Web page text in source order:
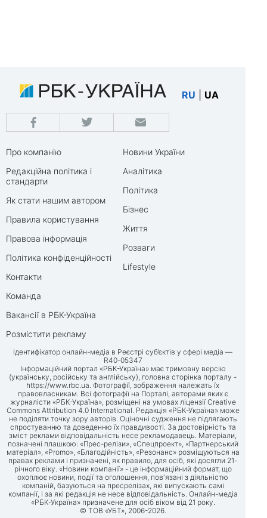
RU UA
Про компанію
Редакційна політика і
стандарти
Як стати нашим автором
Правила користування
Правова інформація
Політика конфіденційності
Контакти
Команда
Вакансії в РБК-Україна
Розмістити рекламу
Новини України
Аналітика
Політика
Бізнес
Життя
Розваги
Lifestyle
Ідентифікатор онлайн-медіа в Реєстрі суб’єктів у сфері медіа —
R40-05347
Інформаційний портал «РБК-Україна» має тримовну версію
(українську, російську та англійську), головна сторінка порталу -
https://www.rbc.ua. Фотографії, зображення належать їх
правовласникам. Всі фотографії на Порталі, авторами яких є
журналісти «РБК-Україна», розміщені на умовах ліцензії Creative
Commons Attribution 4.0 International. Редакція «РБК-Україна» може
не поділяти точку зору авторів. Оціночні судження не підлягають
спростуванню та доведенню їх правдивості. За достовірність та
зміст реклами відповідальність несе рекламодавець. Матеріали,
позначені плашкою: «Прес-релізи», «Спецпроект», «Партнерський
матеріал», «Promo», «Благодійність», «Резонанс» розміщуються на
правах реклами і призначені, як правило, для осіб, які досягли 21-
річного віку. «Новини компанії» - це інформаційний формат, що
охоплює новини, події та оголошення, пов'язані з діяльністю
компаній, базуються на пресрелізах, які випускають самі
компанії, і за які редакція не несе відповідальність. Онлайн-медіа
«РБК-Україна» призначене для осіб віком від 21 року.
© ТОВ «УБТ», 2006-2026.